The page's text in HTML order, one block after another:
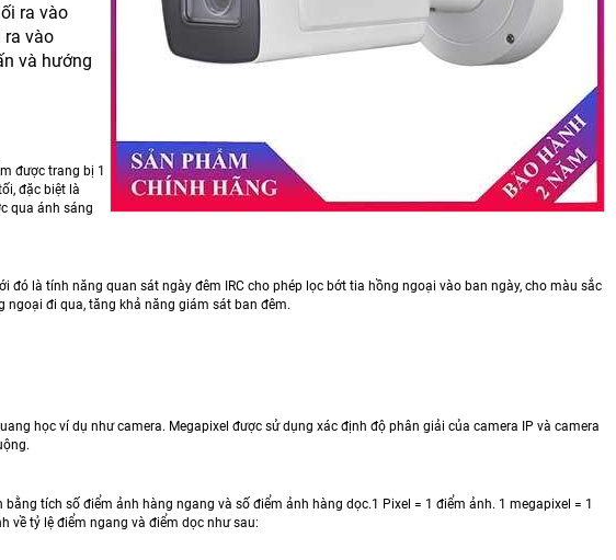
ra vào
ra vào
và hướng
được trang bị 1
đặc biệt là
qua ánh sáng
là tính năng quan sát ngày đêm IRC cho phép lọc bớt tia hồng ngoại vào ban ngày, cho màu sắc
ngoại đi qua, tăng khả năng giám sát ban đêm.
học ví dụ như camera. Megapixel được sử dụng xác định độ phân giải của camera IP và camera
tích số điểm ảnh hàng ngang và số điểm ảnh hàng dọc.1 Pixel = 1 điểm ảnh. 1 megapixel = 1
về tỷ lệ điểm ngang và điểm dọc như sau: